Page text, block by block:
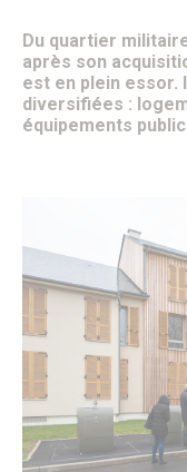
Office de tourisme
Vous êtes un nouvel
Patrimoine &
Senlis, son histoire
Patrimoine
Fonds de dotation
Senlis, ville
Senlis sur internet
Application officielle
Kiosques
Senlis Ensemble
FOCUS – Le Pays
Musées de Senlis –
PARCOURS – Sur
Lettre aux Senlisiens
Passeport du
Signaler un
Du quartier
après son
est en plein essor.
diversifiées :
équipements